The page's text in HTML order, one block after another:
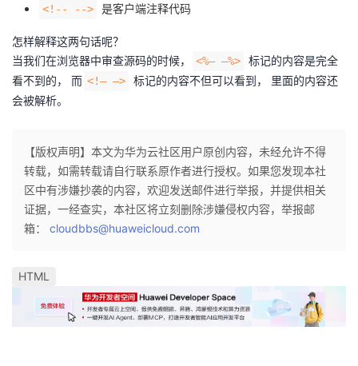
<!-- --> 是客户端注释代码
怎样解释这两句话呢？
当我们在浏览器中审查源码的时候，
<%– –%>
标记的内容是完全
看不到的， 而 <!– –>
标记的内容不但可以看到， 里面的内容还
会被解析。
【版权声明】本文为华为云社区用户原创内容，未经允许不得
转载，如需转载请自行联系原作者进行授权。如果您发现本社
区中有涉嫌抄袭的内容，欢迎发送邮件进行举报，并提供相关
证据，一经查实，本社区将立刻删除涉嫌侵权内容，举报邮
箱： cloudbbs@huaweicloud.com
HTML